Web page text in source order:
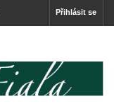
Přihlásit se